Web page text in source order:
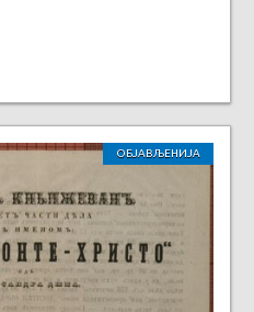
ОБЈАВЉЕНИЈА